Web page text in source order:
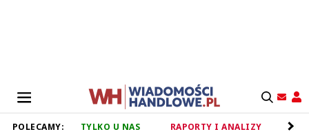
POLECAMY: TYLKO U NAS RAPORTY I ANALIZY